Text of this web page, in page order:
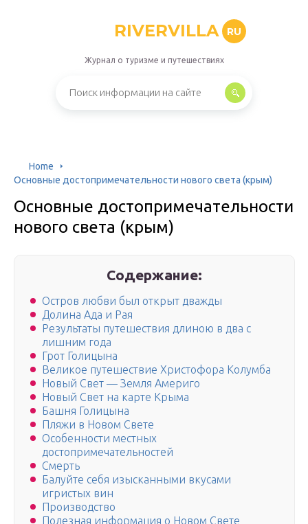
RIVERVILLA RU
Журнал о туризме и путешествиях
Home
Основные достопримечательности нового света (крым)
Основные достопримечательности
нового света (крым)
Содержание:
Остров любви был открыт дважды
Долина Ада и Рая
Результаты путешествия длиною в два с
лишним года
Грот Голицына
Великое путешествие Христофора Колумба
Новый Свет — Земля Америго
Новый Свет на карте Крыма
Башня Голицына
Пляжи в Новом Свете
Особенности местных
достопримечательностей
Смерть
Балуйте себя изысканными вкусами
игристых вин
Производство
Полезная информация о Новом Свете